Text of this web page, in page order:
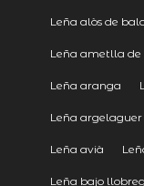
Leña alòs de
Leña ametlla
Leña aranga
Leña argelaguer
Leña avià
Leña bajo